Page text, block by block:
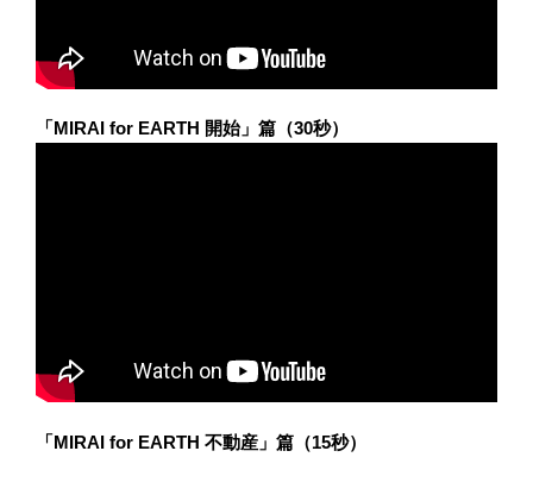
「MIRAI for EARTH 開始」篇（30秒）
「MIRAI for EARTH 不動産」篇（15秒）